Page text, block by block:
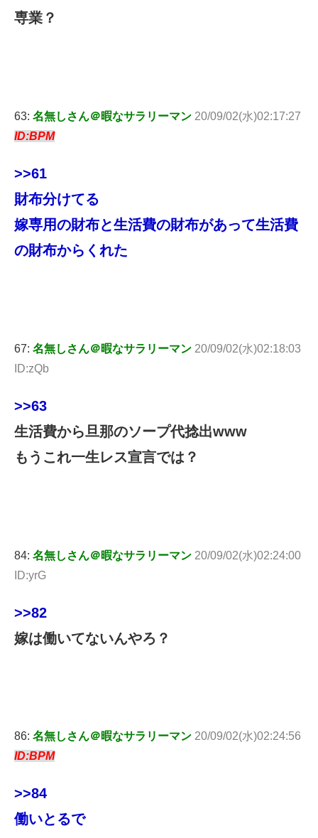
専業？
63: 名無しさん＠暇なサラリーマン 20/09/02(水)02:17:27
ID:BPM
>>61
財布分けてる
嫁専用の財布と生活費の財布があって生活費
の財布からくれた
67: 名無しさん＠暇なサラリーマン 20/09/02(水)02:18:03
ID:zQb
>>63
生活費から旦那のソープ代捻出www
もうこれ一生レス宣言では？
84: 名無しさん＠暇なサラリーマン 20/09/02(水)02:24:00
ID:yrG
>>82
嫁は働いてないんやろ？
86: 名無しさん＠暇なサラリーマン 20/09/02(水)02:24:56
ID:BPM
>>84
働いとるで